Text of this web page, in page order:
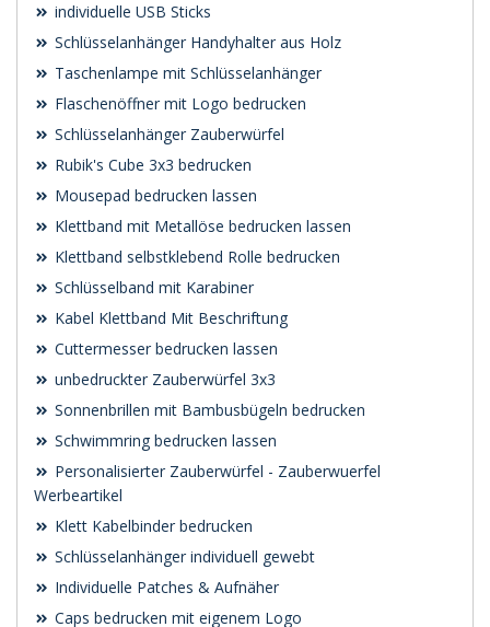
individuelle USB Sticks
Schlüsselanhänger Handyhalter aus Holz
Taschenlampe mit Schlüsselanhänger
Flaschenöffner mit Logo bedrucken
Schlüsselanhänger Zauberwürfel
Rubik's Cube 3x3 bedrucken
Mousepad bedrucken lassen
Klettband mit Metallöse bedrucken lassen
Klettband selbstklebend Rolle bedrucken
Schlüsselband mit Karabiner
Kabel Klettband Mit Beschriftung
Cuttermesser bedrucken lassen
unbedruckter Zauberwürfel 3x3
Sonnenbrillen mit Bambusbügeln bedrucken
Schwimmring bedrucken lassen
Personalisierter Zauberwürfel - Zauberwuerfel
Werbeartikel
Klett Kabelbinder bedrucken
Schlüsselanhänger individuell gewebt
Individuelle Patches & Aufnäher
Caps bedrucken mit eigenem Logo